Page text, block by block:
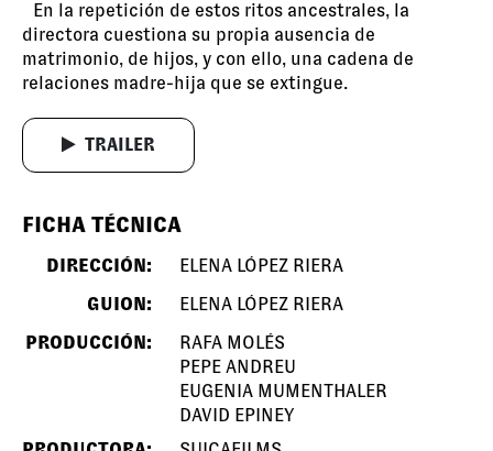
En la repetición de estos ritos ancestrales, la
directora cuestiona su propia ausencia de
matrimonio, de hijos, y con ello, una cadena de
relaciones madre-hija que se extingue.
TRAILER
FICHA TÉCNICA
DIRECCIÓN:
ELENA LÓPEZ RIERA
GUION:
ELENA LÓPEZ RIERA
PRODUCCIÓN:
RAFA MOLÉS
PEPE ANDREU
EUGENIA MUMENTHALER
DAVID EPINEY